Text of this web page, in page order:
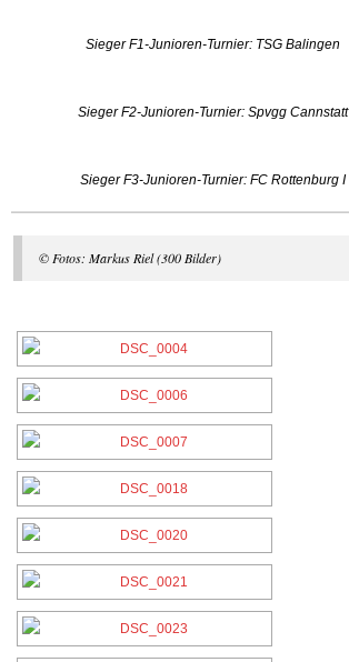
Sieger F1-Junioren-Turnier: TSG Balingen
Sieger F2-Junioren-Turnier: Spvgg Cannstatt
Sieger F3-Junioren-Turnier: FC Rottenburg I
© Fotos: Markus Riel (300 Bilder)